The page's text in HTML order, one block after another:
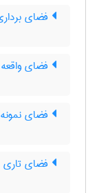
فضای
فضای واقعه
فضای
فضای تاری